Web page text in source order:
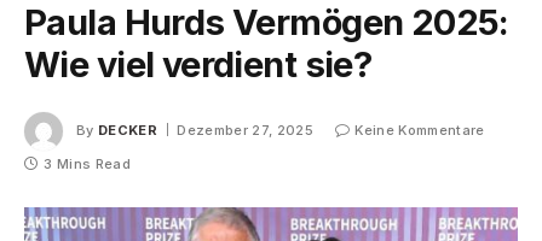
Paula Hurds Vermögen 2025:
Wie viel verdient sie?
By DECKER Dezember 27, 2025
Keine Kommentare
3 Mins Read